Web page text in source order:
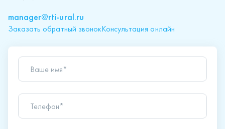
manager@rti-ural.ru
Заказать обратный звонокКонсультация онлайн
Ваше имя*
Телефон*
Ваш вопрос*
Отправляя форму вы подтверждаете согласие с
политикой обработки персональных данных